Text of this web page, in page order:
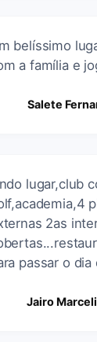
belíssimo
a família e
Salete
lugar,club
2as
passar o
Jairo